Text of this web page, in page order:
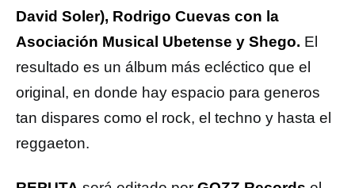
David Soler), Rodrigo Cuevas con la
Asociación Musical Ubetense y Shego. El
resultado es un álbum más ecléctico que el
original, en donde hay espacio para generos
tan dispares como el rock, el techno y hasta el
reggaeton.